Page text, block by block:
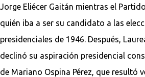
Jorge Eliécer Gaitán mientras el
quién iba a ser su candidato a las
presidenciales de 1946. Después,
declinó su aspiración presidencial
de Mariano Ospina Pérez, que resultó